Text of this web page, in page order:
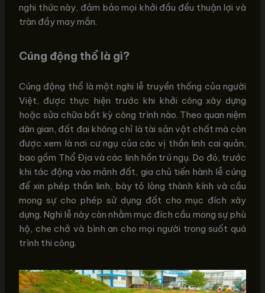
nghi thức này, đảm bảo mọi khởi đầu đều thuận lợi và
tràn đầy may mắn.
Cúng động thổ là gì?
Cúng động thổ là một nghi lễ truyền thống của người
Việt, được thực hiện trước khi khởi công xây dựng
hoặc sửa chữa bất kỳ công trình nào. Theo quan niệm
dân gian, đất đai không chỉ là tài sản vật chất mà còn
được xem là nơi cư ngụ của các vị thần linh cai quản,
bao gồm Thổ Địa và các linh hồn trú ngụ. Do đó, trước
khi tác động vào mảnh đất, gia chủ tiến hành lễ cúng
để xin phép thần linh, bày tỏ lòng thành kính và cầu
mong sự cho phép sử dụng đất cho mục đích xây
dựng. Nghi lễ này còn nhằm mục đích cầu mong sự phù
hộ, che chở và bình an cho mọi người trong suốt quá
trình thi công.